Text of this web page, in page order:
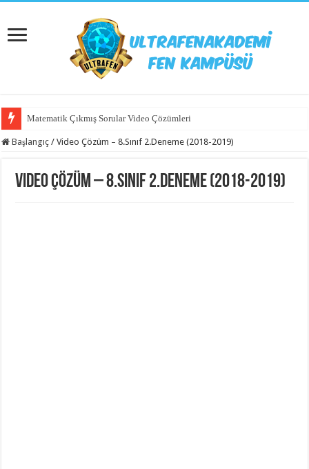
Matematik Çıkmış Sorular Video Çözümleri
Başlangıç / Video Çözüm – 8.Sınıf 2.Deneme (2018-2019)
Video Çözüm – 8.Sınıf 2.Deneme (2018-2019)